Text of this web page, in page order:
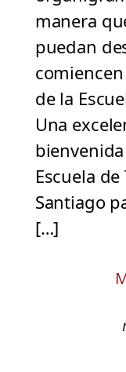
manera
puedan
de la
Una
Escuela
Santiago
[…]